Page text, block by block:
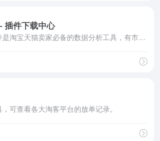
插件下载中心
可查看各大淘客平台的放单记录。